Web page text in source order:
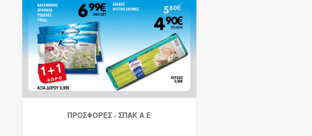
ΠΡΟΣΦΟΡΕΣ - ΣΠΑΚ Α.Ε